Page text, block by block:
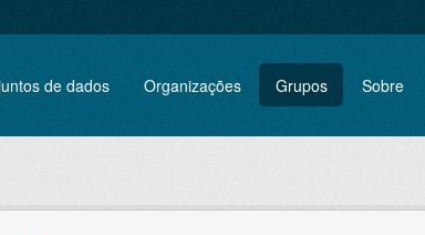
de dados Organizações Grupos Sobre